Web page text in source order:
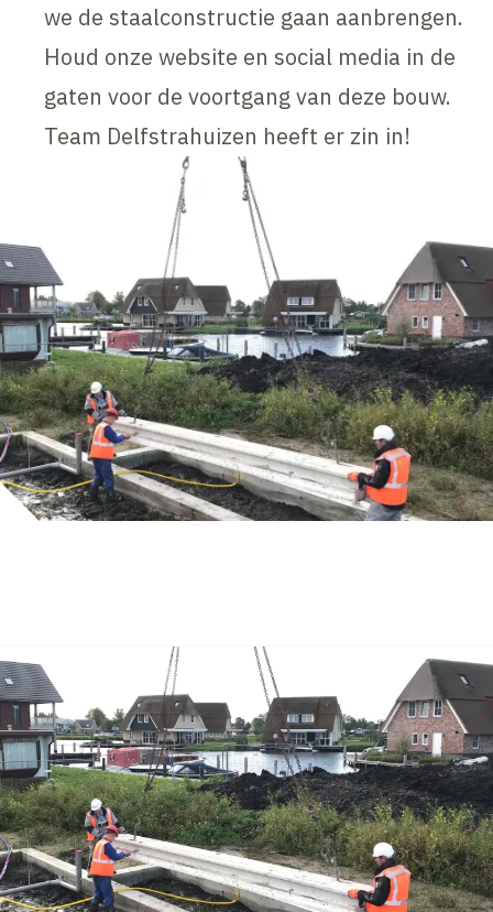
we de staalconstructie gaan aanbrengen.
Houd onze website en social media in de
gaten voor de voortgang van deze bouw.
Team Delfstrahuizen heeft er zin in!